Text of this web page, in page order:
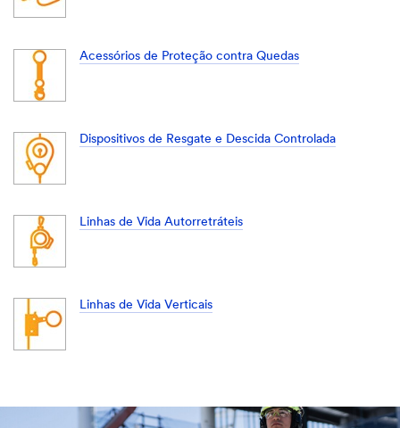
Acessórios de Proteção contra Quedas
Dispositivos de Resgate e Descida Controlada
Linhas de Vida Autorretráteis
Linhas de Vida Verticais